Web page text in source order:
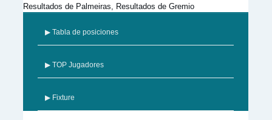
Resultados de Palmeiras, Resultados de Gremio
▶ Tabla de posiciones
▶ TOP Jugadores
▶ Fixture